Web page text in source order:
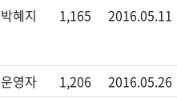
박혜지 1,165 2016.05.11
운영자 1,206
2016.05.26